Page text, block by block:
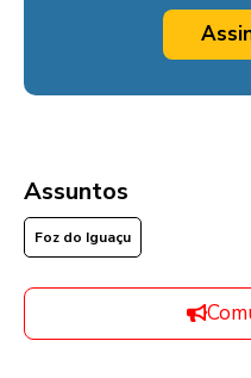
Assuntos
Foz do Iguaçu